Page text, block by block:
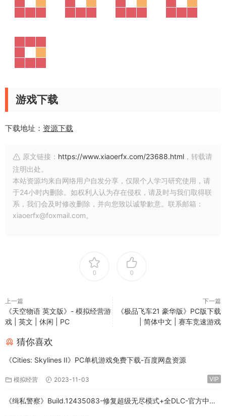
游戏下载
下载地址： 资源下载
原文链接： https://www.xiaoerfx.com/23688.html ，转载请
注明出处。
本站资源均来自网络用户自发分享，仅限个人学习研究使用，请
于24小时内删除。如权利人认为存在侵权，请及时与我们取得联
系，我们会及时修改删除，并向您致以诚挚歉意。联系邮箱：
xiaoerfx@foxmail.com。
0 0
上一篇
《天空物语 英文版》- 模拟经营游
戏 | 英文 | 休闲 | PC
下一篇
《极品飞车21 豪华版》PC版下载
| 简体中文 | 赛车竞速游戏
猜你喜欢
《Cities: Skylines II》PC单机游戏免费下载-百度网盘资源
模拟经营 2023-11-03 VIP
《缉私警察》Build.12435083-修复超级无尽模式+全DLC-官方中文-